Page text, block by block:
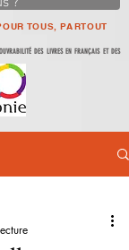
TOUS, PARTOUT
DES LIVRES EN FRANÇAIS ET DES